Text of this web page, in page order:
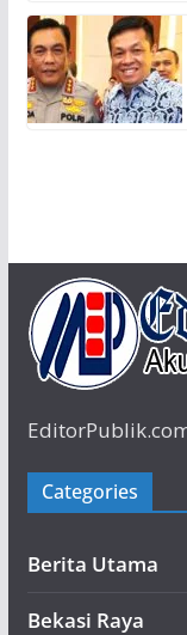
Categories
Berita Utama
Bekasi Raya